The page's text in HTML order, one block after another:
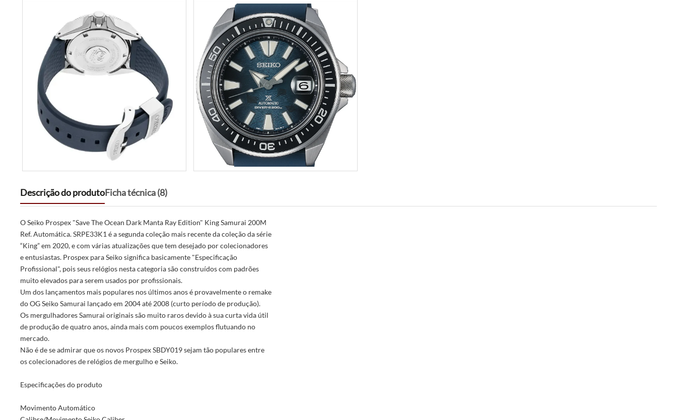
Descrição do produtoFicha técnica (8)
O Seiko Prospex "Save The Ocean Dark Manta Ray Edition" King Samurai 200M
Ref. Automática. SRPE33K1 é a segunda coleção mais recente da coleção da série
“King” em 2020, e com várias atualizações que tem desejado por colecionadores
e entusiastas. Prospex para Seiko significa basicamente "Especificação
Profissional", pois seus relógios nesta categoria são construídos com padrões
muito elevados para serem usados por profissionais.
Um dos lançamentos mais populares nos últimos anos é provavelmente o remake
do OG Seiko Samurai lançado em 2004 até 2008 (curto período de produção).
Os mergulhadores Samurai originais são muito raros devido à sua curta vida útil
de produção de quatro anos, ainda mais com poucos exemplos flutuando no
mercado.
Não é de se admirar que os novos Prospex SBDY019 sejam tão populares entre
os colecionadores de relógios de mergulho e Seiko.
Especificações do produto
Movimento Automático